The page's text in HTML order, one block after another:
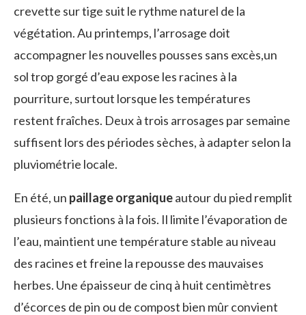
crevette sur tige suit le rythme naturel de la
végétation. Au printemps, l’arrosage doit
accompagner les nouvelles pousses sans excès,un
sol trop gorgé d’eau expose les racines à la
pourriture, surtout lorsque les températures
restent fraîches. Deux à trois arrosages par semaine
suffisent lors des périodes sèches, à adapter selon la
pluviométrie locale.
En été, un paillage organiqueautour du pied remplit
plusieurs fonctions à la fois. Il limite l’évaporation de
l’eau, maintient une température stable au niveau
des racines et freine la repousse des mauvaises
herbes. Une épaisseur de cinq à huit centimètres
d’écorces de pin ou de compost bien mûr convient